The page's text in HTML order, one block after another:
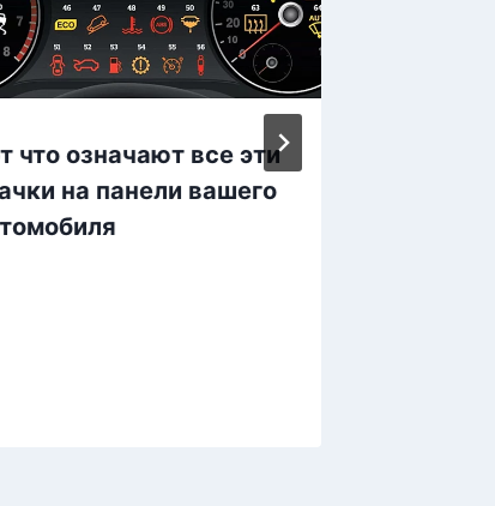
что означают все эти
на панели вашего